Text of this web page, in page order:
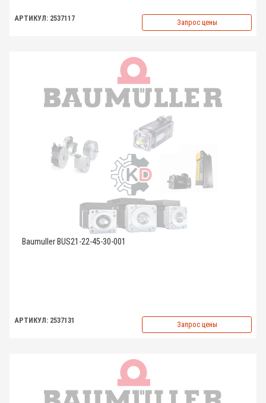
АРТИКУЛ: 2537117 Запрос цены
Baumuller BUS21-22-45-30-001
АРТИКУЛ: 2537131 Запрос цены